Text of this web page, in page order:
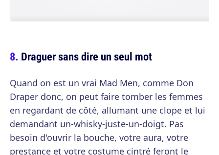
Draguer sans dire un seul mot
Quand on est un vrai Mad Men, comme Don
Draper donc, on peut faire tomber les femmes
en regardant de côté, allumant une clope et lui
demandant un-whisky-juste-un-doigt. Pas
besoin d'ouvrir la bouche, votre aura, votre
prestance et votre costume cintré feront le